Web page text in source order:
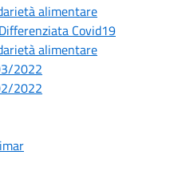
alimentare
Covid19
alimentare
2022
2022